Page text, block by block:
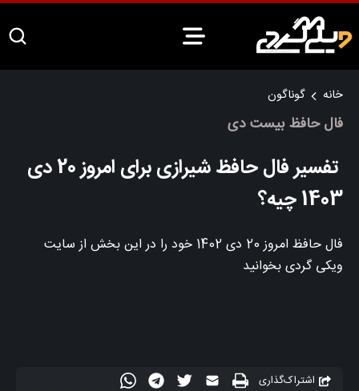
خانه گوناگون
فال حافظ بیست دی
تفسیر فال حافظ شیرازی برای امروز 20 دی
1403 چیه؟
فال حافظ امروز 20 دی 1402 خود را در این بخش از سایت
ویکی گردی بخوانید
اشتراک‌گذاری